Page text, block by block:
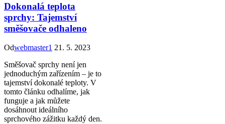
Dokonalá teplota
sprchy: Tajemství
směšovače odhaleno
Odwebmaster1 21. 5. 2023
Směšovač sprchy není jen
jednoduchým zařízením – je to
tajemství dokonalé teploty. V
tomto článku odhalíme, jak
funguje a jak můžete
dosáhnout ideálního
sprchového zážitku každý den.